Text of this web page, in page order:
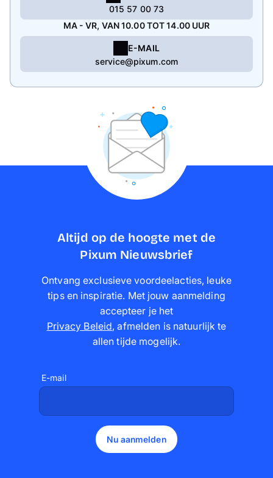
015 57 00 73
MA - VR, VAN 10.00 TOT 14.00 UUR
E-MAIL
service@pixum.com
Altijd op de hoogte met de
Pixum Nieuwsbrief
Ontvang exclusieve voordeelacties, leuke
tips en inspiratie. Met jouw aanmelding
accepteer je het
Privacy Beleid,afmelden is natuurlijk te
allen tijde mogelijk.
E-mail
Nu aanmelden